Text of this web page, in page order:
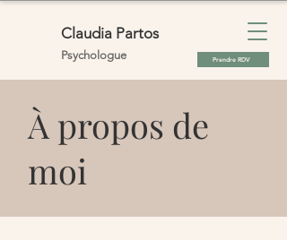
Claudia Partos
Psychologue Prendre RDV
À propos de
moi